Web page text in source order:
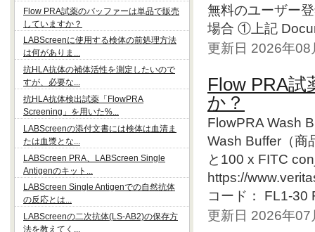
Flow PRA試薬のバッファーは単品で販売
していますか？
LABScreenに使用する検体の前処理方法
は何がありま...
抗HLA抗体の補体活性を測定したいので
すが、必要な...
抗HLA抗体検出試薬「FlowPRA
Screening」を用いた%...
LABScreenの添付文書には検体は血清ま
たは血漿とな...
LABScreen PRA、LABScreen Single
Antigenのキット...
LABScreen Single Antigenでの自然抗体
の反応とは...
LABScreenの二次抗体(LS-AB2)の保存方
法を教えてく...
無料のユーザー
場合 ①上記
更新日 2026年
Flow PRA
か？
FlowPRA Wash
Wash Buffer（商
と100 x FITC
https://
コード： FL1-30
更新日 2026年